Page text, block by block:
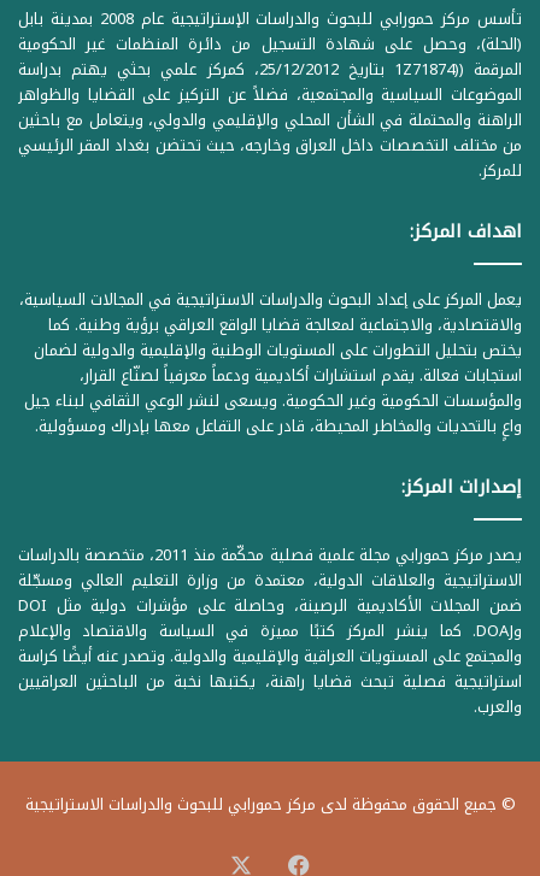
تأسس مركز حمورابي للبحوث والدراسات الإستراتيجية عام 2008 بمدينة بابل
(الحلة)، وحصل على شهادة التسجيل من دائرة المنظمات غير الحكومية
المرقمة ((1Z71874 بتاريخ 25/12/2012، كمركز علمي بحثي يهتم بدراسة
الموضوعات السياسية والمجتمعية، فضلاً عن التركيز على القضايا والظواهر
الراهنة والمحتملة في الشأن المحلي والإقليمي والدولي، ويتعامل مع باحثين
من مختلف التخصصات داخل العراق وخارجه، حيث تحتضن بغداد المقر الرئيسي
للمركز.
اهداف المركز:
يعمل المركز على إعداد البحوث والدراسات الاستراتيجية في المجالات السياسية،
والاقتصادية، والاجتماعية لمعالجة قضايا الواقع العراقي برؤية وطنية. كما
يختص بتحليل التطورات على المستويات الوطنية والإقليمية والدولية لضمان
استجابات فعالة. يقدم استشارات أكاديمية ودعماً معرفياً لصنّاع القرار،
والمؤسسات الحكومية وغير الحكومية. ويسعى لنشر الوعي الثقافي لبناء جيل
واعٍ بالتحديات والمخاطر المحيطة، قادر على التفاعل معها بإدراك ومسؤولية.
إصدارات المركز:
يصدر مركز حمورابي مجلة علمية فصلية محكّمة منذ 2011، متخصصة بالدراسات
الاستراتيجية والعلاقات الدولية، معتمدة من وزارة التعليم العالي ومسجّلة
ضمن المجلات الأكاديمية الرصينة، وحاصلة على مؤشرات دولية مثل DOI
وDOAJ. كما ينشر المركز كتبًا مميزة في السياسة والاقتصاد والإعلام
والمجتمع على المستويات العراقية والإقليمية والدولية. وتصدر عنه أيضًا كراسة
استراتيجية فصلية تبحث قضايا راهنة، يكتبها نخبة من الباحثين العراقيين
والعرب.
© جميع الحقوق محفوظة لدى مركز حمورابي للبحوث والدراسات الاستراتيجية
فيسبوك